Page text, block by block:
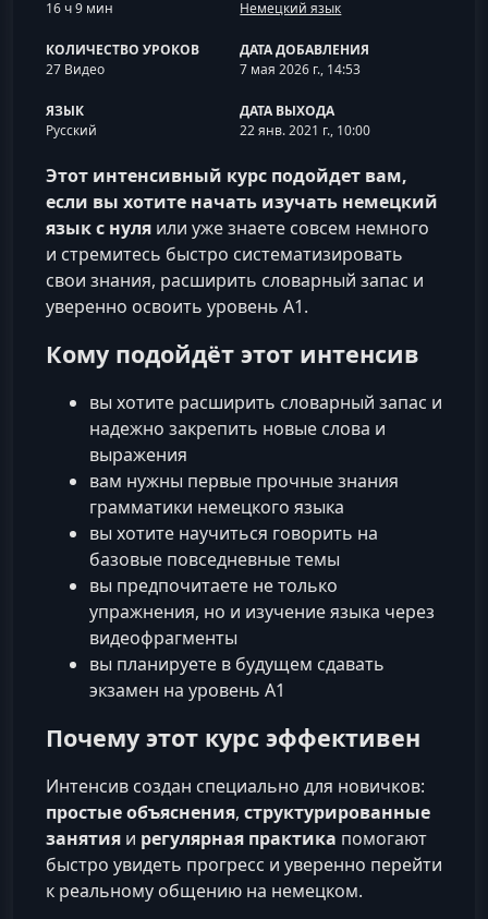
16 ч 9 мин
Немецкий язык
КОЛИЧЕСТВО УРОКОВ
27 Видео
ДАТА ДОБАВЛЕНИЯ
7 мая 2026 г., 14:53
ЯЗЫК
Русский
ДАТА ВЫХОДА
22 янв. 2021 г., 10:00
Этот интенсивный курс подойдет вам,
если вы хотите начать изучать немецкий
язык с нуля или уже знаете совсем немного
и стремитесь быстро систематизировать
свои знания, расширить словарный запас и
уверенно освоить уровень A1.
Кому подойдёт этот интенсив
вы хотите расширить словарный запас и
надежно закрепить новые слова и
выражения
вам нужны первые прочные знания
грамматики немецкого языка
вы хотите научиться говорить на
базовые повседневные темы
вы предпочитаете не только
упражнения, но и изучение языка через
видеофрагменты
вы планируете в будущем сдавать
экзамен на уровень A1
Почему этот курс эффективен
Интенсив создан специально для новичков:
простые объяснения, структурированные
занятия и регулярная практика помогают
быстро увидеть прогресс и уверенно перейти
к реальному общению на немецком.